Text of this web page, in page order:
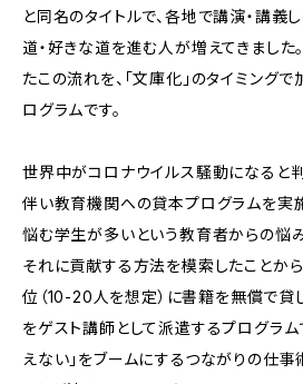
と同名のタイトルで、各地で講演・講義
道・好きな道を進む人が増えてきました
たこの流れを、「文庫化」のタイミング
ログラムです。
世界中がコロナウイルス騒動になると判
伴い教育機関への貸本プログラムを実
悩む学生が多いという教育者からの悩
それに貢献する方法を模索したことから
位（10-20人を想定）に書籍を無償で貸
をゲスト講師として派遣するプログラム
えない」をブームにするつながりの仕事